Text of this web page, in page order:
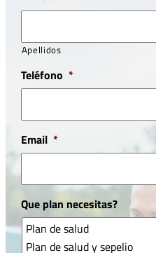
Apellidos
Teléfono *
Email *
Que plan necesitas?